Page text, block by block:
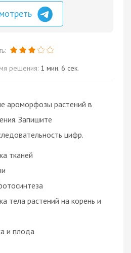
решения: 1 мин. 6 сек.
ароморфозы растений в
Запишите
цифр.
тканей
тела растений на корень и
и плода